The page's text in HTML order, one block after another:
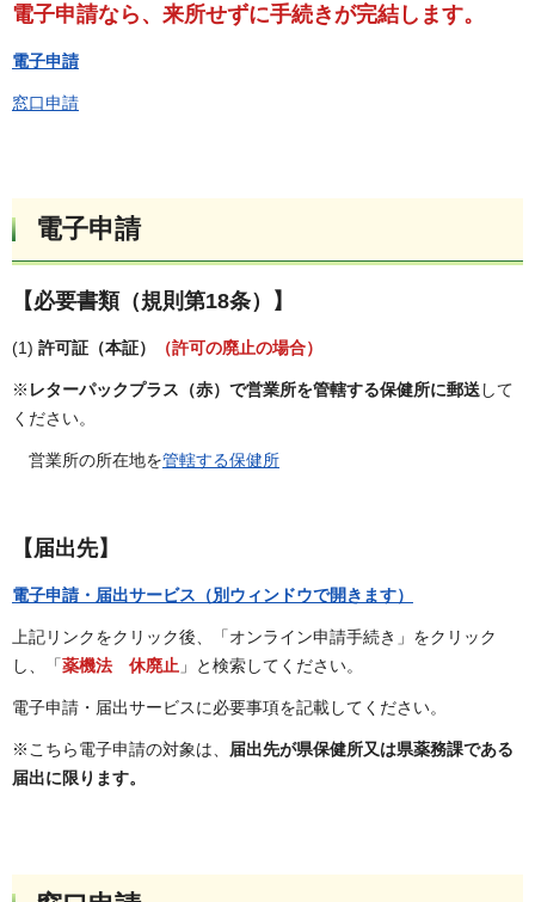
電子申請なら、来所せずに手続きが完結します。
電子申請
窓口申請
電子申請
【必要書類（規則第18条）】
(1) 許可証（本証） （許可の廃止の場合）
※ レターパックプラス（赤）で営業所を管轄する保健所に郵送して
ください。
営業所の所在地を管轄する保健所
【届出先】
電子申請・届出サービス（別ウィンドウで開きます）
上記リンクをクリック後、「オンライン申請手続き」をクリック
し、「薬機法 休廃止 」と検索してください。
電子申請・届出サービスに必要事項を記載してください。
※こちら電子申請の対象は、 届出先が県保健所又は県薬務課である
届出に限ります。